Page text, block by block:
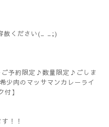
赦ください(_ _;)
予約限定♪数量限定♪ごしま
肉のマッサマンカレーライ
ク付】
！！